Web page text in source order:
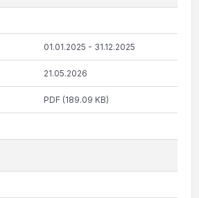
01.01.2025 - 31.12.2025
21.05.2026
PDF (189.09 KB)